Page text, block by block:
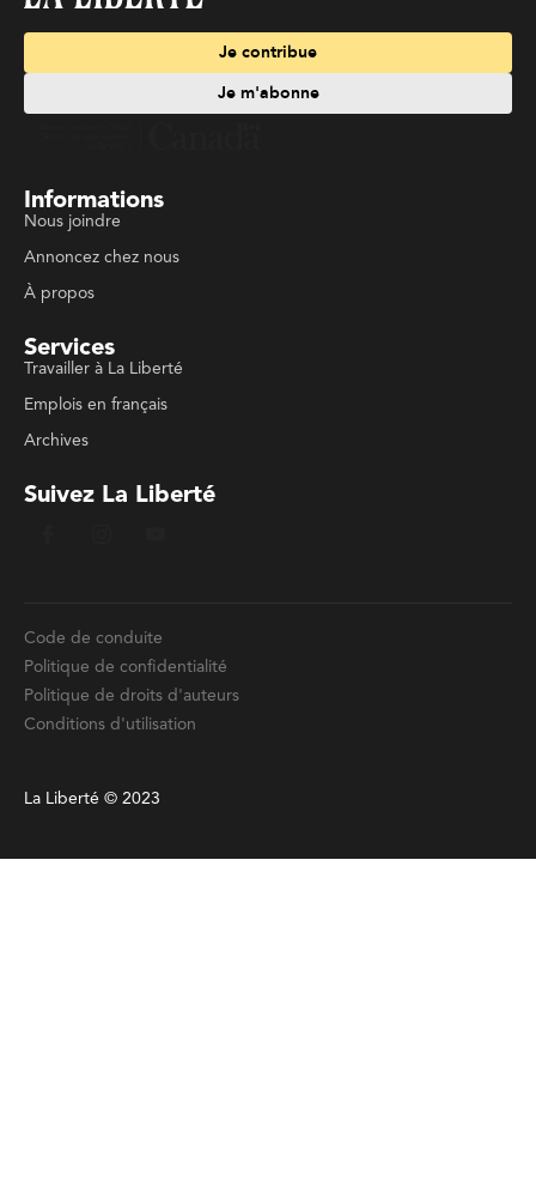
Je contribue
Je m'abonne
Informations
Nous joindre
Annoncez chez nous
À propos
Services
Travailler à La Liberté
Emplois en français
Archives
Suivez La Liberté
Code de conduite
Politique de confidentialité
Politique de droits d'auteurs
Conditions d'utilisation
La Liberté © 2023